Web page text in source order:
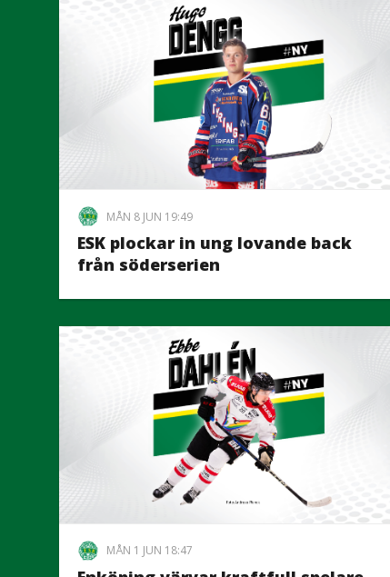
MÅN 8 JUN 19:49
ESK plockar in ung lovande back
från söderserien
MÅN 1 JUN 18:47